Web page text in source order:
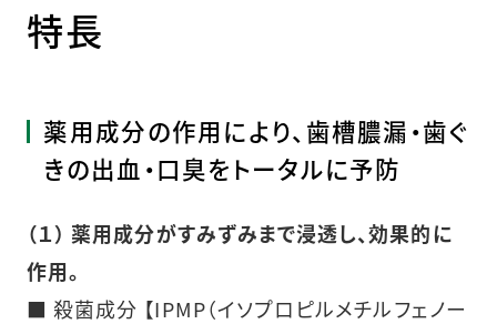
特長
薬用成分の作用により、歯槽膿漏・歯ぐ
きの出血・口臭をトータルに予防
（１） 薬用成分がすみずみまで浸透し、効果的に
作用。
■ 殺菌成分 【IPMP（イソプロピルメチルフェノー